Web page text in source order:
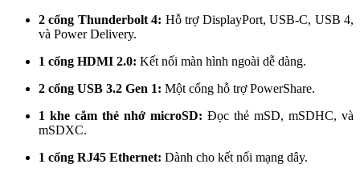
2 cổng Thunderbolt 4: Hỗ trợ DisplayPort, USB-C, USB 4,
và Power Delivery.
1 cổng HDMI 2.0: Kết nối màn hình ngoài dễ dàng.
2 cổng USB 3.2 Gen 1: Một cổng hỗ trợ PowerShare.
1 khe cắm thẻ nhớ microSD: Đọc thẻ mSD, mSDHC, và
mSDXC.
1 cổng RJ45 Ethernet: Dành cho kết nối mạng dây.